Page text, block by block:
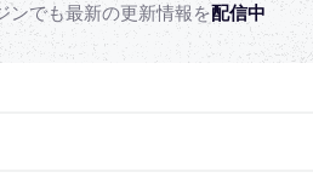
ンでも最新の更新情報を配信中